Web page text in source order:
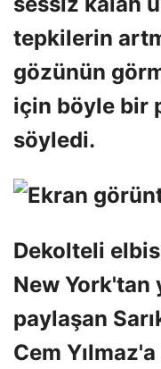
tepkilerin
gözünün
için böyle bir
söyledi.
Dekolteli
New
paylaşan
Cem